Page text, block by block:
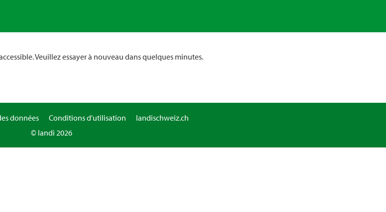
Veuillez essayer à nouveau dans quelques minutes.
données Conditions d'utilisation
landischweiz.ch
© landi 2026